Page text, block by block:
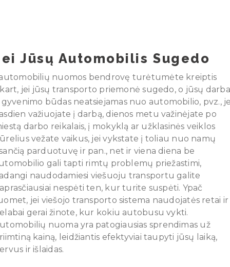
Jūsų Automobilis Sugedo
nuomos bendrovę turėtumėte kreiptis
jei jūsų transporto priemonė sugedo, o jūsų
būdas neatsiejamas nuo automobilio, pvz.,
važiuojate į darbą, dienos metu važinėjate po
darbo reikalais, į mokyklą ar užklasinės veiklos
vežate vaikus, jei vykstate į toliau nuo namų
parduotuvę ir pan., net ir viena diena be
gali tapti rimtų problemų priežastimi,
naudodamiesi viešuoju transportu galite
nespėti ten, kur turite suspėti. Ypač
jei viešojo transporto sistema naudojatės retai ir
gerai žinote, kur kokiu autobusu vykti.
nuoma yra patogiausias sprendimas už
kainą, leidžiantis efektyviai taupyti jūsų laiką,
ir išlaidas.